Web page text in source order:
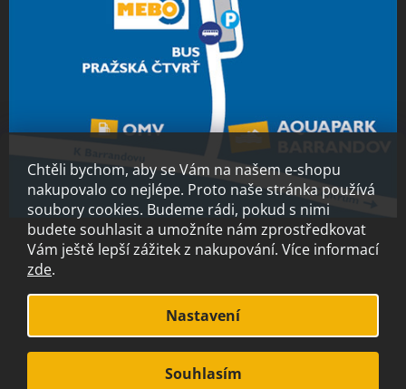
Chtěli bychom, aby se Vám na našem e-shopu
nakupovalo co nejlépe. Proto naše stránka používá
soubory cookies. Budeme rádi, pokud s nimi
budete souhlasit a umožníte nám zprostředkovat
Vám ještě lepší zážitek z nakupování. Více informací
zde.
Nastavení
Souhlasím
Vytvořil Shoptet
S láskou vyrobiloFilipesmedia 🧡